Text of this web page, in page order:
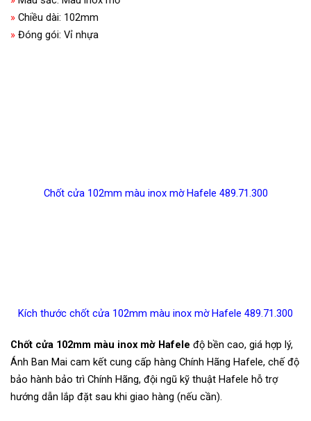
» Chiều dài: 102mm
» Đóng gói: Vỉ nhựa
Chốt cửa 102mm màu inox mờ Hafele 489.71.300
Kích thước chốt cửa 102mm màu inox mờ Hafele 489.71.300
Chốt cửa 102mm màu inox mờ Hafele độ bền cao, giá hợp lý,
Ánh Ban Mai cam kết cung cấp hàng Chính Hãng Hafele, chế độ
bảo hành bảo trì Chính Hãng, đội ngũ kỹ thuật Hafele hỗ trợ
hướng dẫn lắp đặt sau khi giao hàng (nếu cần).